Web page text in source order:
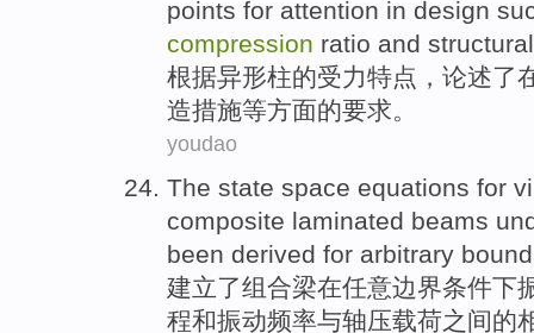
points for attention in design
compression ratio and structural
根据异形柱的受力特点 ， 论述了
造措施等方面的要求。
youdao
The state space equations for
composite laminated beams
been derived for arbitrary
建立了组合梁在任意边界条件下
程和振动频率与轴压载荷之间的